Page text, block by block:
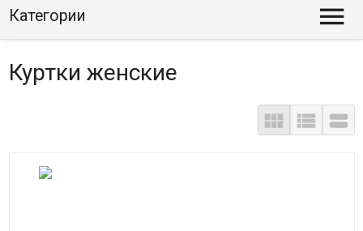
Категории 
Куртки женские
  